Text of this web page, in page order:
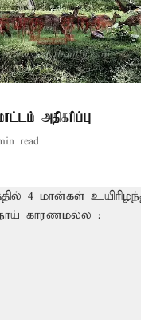
அதிகரிப்பு
read